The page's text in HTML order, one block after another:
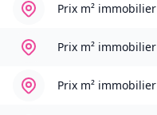
Prix m² immobilier
Prix m² immobilier
Prix m² immobilier